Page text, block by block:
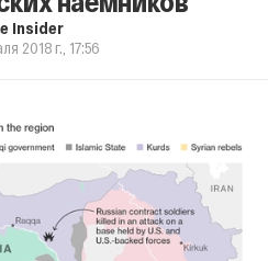
Insider
2018 г., 17:56